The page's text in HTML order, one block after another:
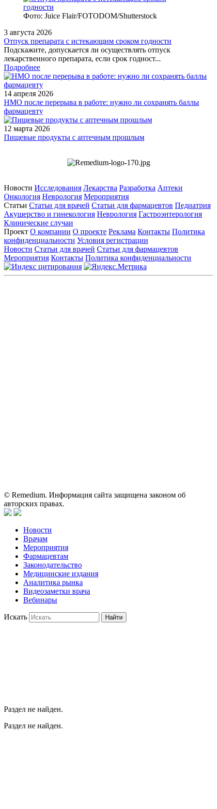
Фото: Juice Flair/FOTODOM/Shutterstoсk
3 августа 2026
Отпуск препарата с истекающим сроком годности
Подскажите, допускается ли осуществлять отпуск
лекарственного препарата, если срок годност...
Подробнее
14 апреля 2026
НМО после перерыва в работе: нужно ли сохранять баллы
фармацевту
12 марта 2026
Пищевые продукты с аптечным прошлым
Новости Исследования Лекарства Разработка Аптеки
Онкология Неврология Мероприятия
Статьи Статьи для врачей Статьи для фармацевтов Педиатрия
Акушерство и гинекология Неврология Гастроэнтерология
Клинические случаи
Проект О компании О проекте Реклама Контакты Политика
конфиденциальности Условия регистрации
Новости Статьи для врачей Статьи для фармацевтов
Мероприятия Контакты Политика конфиденциальности
© Remedium. Информация сайта защищена законом об
авторских правах.
Новости
Врачам
Мероприятия
Фармацевтам
Законодательство
Медицинские издания
Аналитика рынка
Видеозаметки врача
Вебинары
Искать Найти
Раздел не найден.
Раздел не найден.